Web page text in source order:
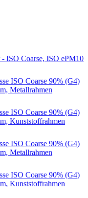
ISO Coarse, ISO ePM10
ISO Coarse 90% (G4)
Metallrahmen
ISO Coarse 90% (G4)
Kunststoffrahmen
ISO Coarse 90% (G4)
Metallrahmen
ISO Coarse 90% (G4)
Kunststoffrahmen